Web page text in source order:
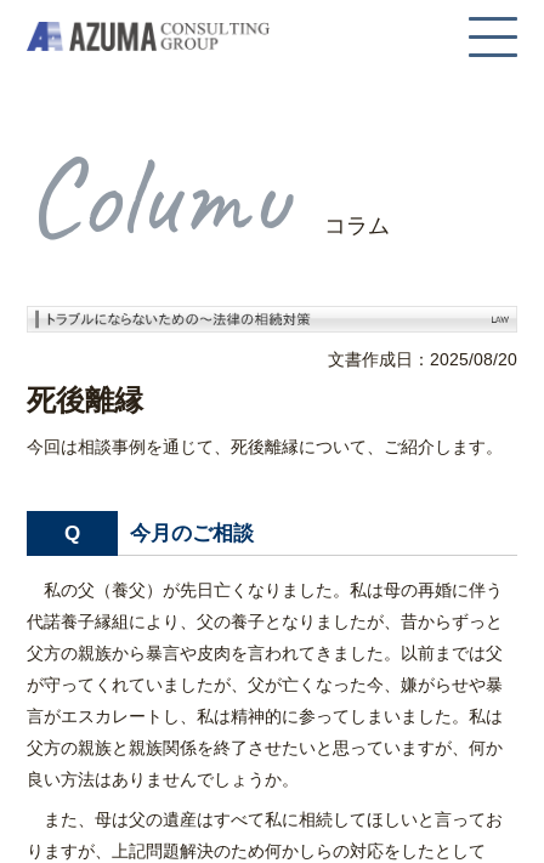
Columu コラム
文書作成日：2025/08/20
死後離縁
今回は相談事例を通じて、死後離縁について、ご紹介します。
Q 今月のご相談
私の父（養父）が先日亡くなりました。私は母の再婚に伴う
代諾養子縁組により、父の養子となりましたが、昔からずっと
父方の親族から暴言や皮肉を言われてきました。以前までは父
が守ってくれていましたが、父が亡くなった今、嫌がらせや暴
言がエスカレートし、私は精神的に参ってしまいました。私は
父方の親族と親族関係を終了させたいと思っていますが、何か
良い方法はありませんでしょうか。
また、母は父の遺産はすべて私に相続してほしいと言ってお
りますが、上記問題解決のため何かしらの対応をしたとして